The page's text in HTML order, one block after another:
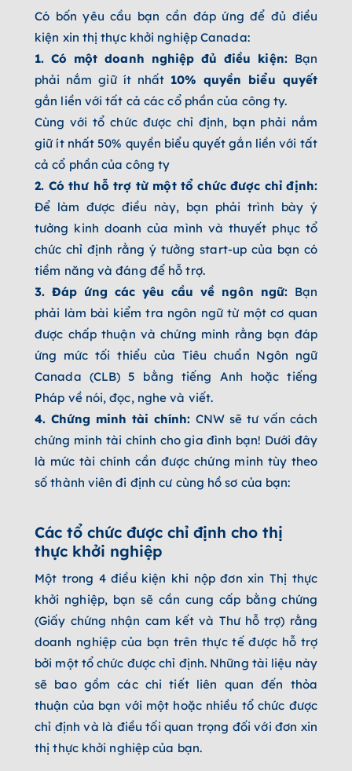
Có bốn yêu cầu bạn cần đáp ứng để đủ điều
kiện xin thị thực khởi nghiệp Canada:
1. Có một doanh nghiệp đủ điều kiện: Bạn
phải nắm giữ ít nhất 10% quyền biểu quyết
gắn liền với tất cả các cổ phần của công ty.
Cùng với tổ chức được chỉ định, bạn phải nắm
giữ ít nhất 50% quyền biểu quyết gắn liền với tất
cả cổ phần của công ty
2. Có thư hỗ trợ từ một tổ chức được chỉ định:
Để làm được điều này, bạn phải trình bày ý
tưởng kinh doanh của mình và thuyết phục tổ
chức chỉ định rằng ý tưởng start-up của bạn có
tiềm năng và đáng để hỗ trợ.
3. Đáp ứng các yêu cầu về ngôn ngữ: Bạn
phải làm bài kiểm tra ngôn ngữ từ một cơ quan
được chấp thuận và chứng minh rằng bạn đáp
ứng mức tối thiểu của Tiêu chuẩn Ngôn ngữ
Canada (CLB) 5 bằng tiếng Anh hoặc tiếng
Pháp về nói, đọc, nghe và viết.
4. Chứng minh tài chính:CNW sẽ tư vấn cách
chứng minh tài chính cho gia đình bạn! Dưới đây
là mức tài chính cần được chứng minh tùy theo
số thành viên đi định cư cùng hồ sơ của bạn:
Các tổ chức được chỉ định cho thị
thực khởi nghiệp
Một trong 4 điều kiện khi nộp đơn xin Thị thực
khởi nghiệp, bạn sẽ cần cung cấp bằng chứng
(Giấy chứng nhận cam kết và Thư hỗ trợ) rằng
doanh nghiệp của bạn trên thực tế được hỗ trợ
bởi một tổ chức được chỉ định. Những tài liệu này
sẽ bao gồm các chi tiết liên quan đến thỏa
thuận của bạn với một hoặc nhiều tổ chức được
chỉ định và là điều tối quan trọng đối với đơn xin
thị thực khởi nghiệp của bạn.